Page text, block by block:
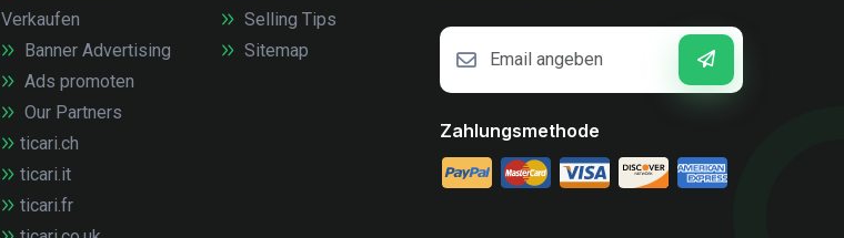
Verkaufen
Banner Advertising
Ads promoten
Our Partners
ticari.ch
ticari.it
ticari.fr
Selling Tips
Sitemap
Zahlungsmethode